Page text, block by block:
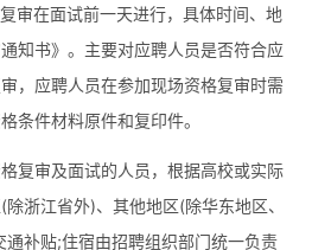
审在面试前一天进行，具体时间、地
知书》。主要对应聘人员是否符合应
，应聘人员在参加现场资格复审时需
条件材料原件和复印件。
复审及面试的人员，根据高校或实际
浙江省外)、其他地区(除华东地区、
补贴;住宿由招聘组织部门统一负责